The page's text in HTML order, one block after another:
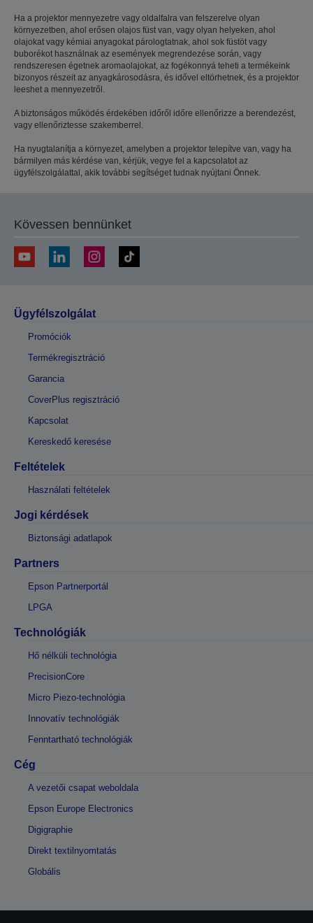
Ha a projektor mennyezetre vagy oldalfalra van felszerelve olyan
környezetben, ahol erősen olajos füst van, vagy olyan helyeken, ahol
olajokat vagy kémiai anyagokat párologtatnak, ahol sok füstöt vagy
buborékot használnak az események megrendezése során, vagy
rendszeresen égetnek aromaolajokat, az fogékonnyá teheti a termékeink
bizonyos részeit az anyagkárosodásra, és idővel eltörhetnek, és a projektor
leeshet a mennyezetről.
A biztonságos működés érdekében időről időre ellenőrizze a berendezést,
vagy ellenőriztesse szakemberrel.
Ha nyugtalanítja a környezet, amelyben a projektor telepítve van, vagy ha
bármilyen más kérdése van, kérjük, vegye fel a kapcsolatot az
ügyfélszolgálattal, akik további segítséget tudnak nyújtani Önnek.
Kövessen bennünket
Ügyfélszolgálat
Promóciók
Termékregisztráció
Garancia
CoverPlus regisztráció
Kapcsolat
Kereskedő keresése
Feltételek
Használati feltételek
Jogi kérdések
Biztonsági adatlapok
Partners
Epson Partnerportál
LPGA
Technológiák
Hő nélküli technológia
PrecisionCore
Micro Piezo-technológia
Innovatív technológiák
Fenntartható technológiák
Cég
A vezetői csapat weboldala
Epson Europe Electronics
Digigraphie
Direkt textilnyomtatás
Globális